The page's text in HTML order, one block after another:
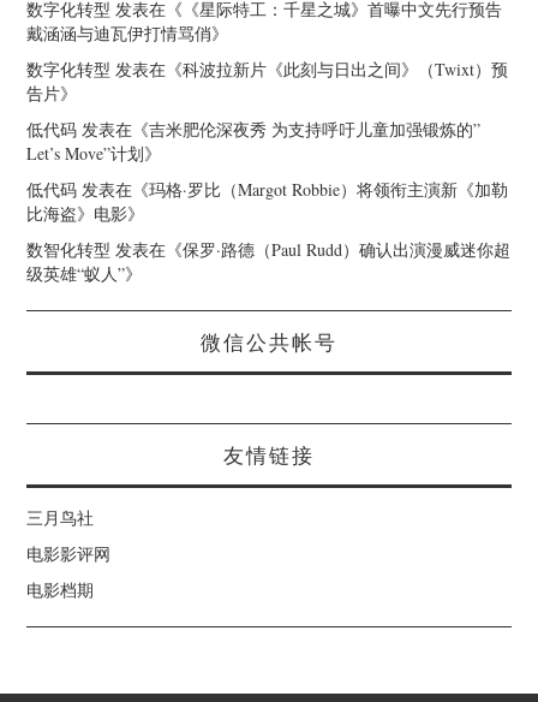
数字化转型 发表在《 《星际特工：千星之城》首曝中文先行预告
戴涵涵与迪瓦伊打情骂俏》
数字化转型 发表在《科波拉新片《此刻与日出之间》（Twixt）预
告片》
低代码 发表在《吉米肥伦深夜秀 为支持呼吁儿童加强锻炼的”
Let’s Move”计划》
低代码 发表在《玛格·罗比（Margot Robbie）将领衔主演新《加勒
比海盗》电影》
数智化转型 发表在《保罗·路德（Paul Rudd）确认出演漫威迷你超
级英雄“蚁人”》
微信公共帐号
友情链接
三月鸟社
电影影评网
电影档期